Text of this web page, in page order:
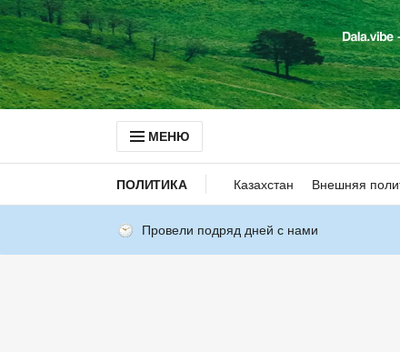
МЕНЮ
ПОЛИТИКА Казахстан Внешняя
Провели подряд дней с нами